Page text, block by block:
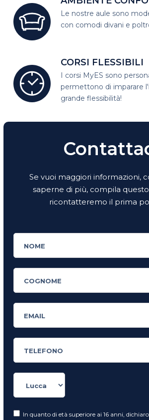
Le nostre aule sono
con comodi divani e
CORSI FLESSIBILI
I corsi MyES sono
permettono di imparare
grande flessibilità!
Se vuoi maggiori informazioni,
saperne di più, compila
ricontatteremo il prima
In quanto di età superiore ai 16 anni,